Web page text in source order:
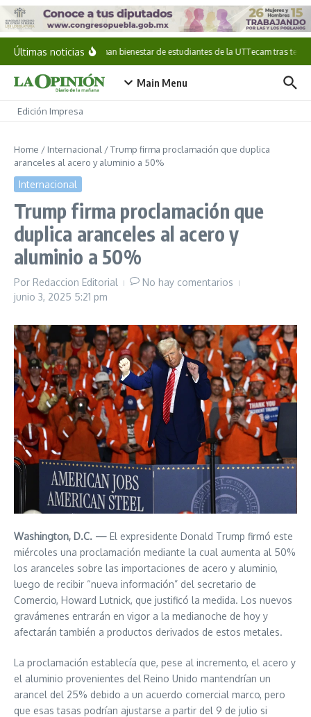
Saltar al contenido
Últimas noticiasConfirman bienestar de estudiantes de la UTTecam tras
Main Menu
Edición Impresa
Home / Internacional /Trump firma proclamación que duplica
aranceles al acero y aluminio a 50%
Internacional
Trump firma proclamación que
duplica aranceles al acero y
aluminio a 50%
Por Redaccion Editorial
No hay comentarios
junio 3, 2025 5:21 pm
Washington, D.C. — El expresidente Donald Trump firmó este
miércoles una proclamación mediante la cual aumenta al 50%
los aranceles sobre las importaciones de acero y aluminio,
luego de recibir “nueva información” del secretario de
Comercio, Howard Lutnick, que justificó la medida. Los nuevos
gravámenes entrarán en vigor a la medianoche de hoy y
afectarán también a productos derivados de estos metales.
La proclamación establecía que, pese al incremento, el acero y
el aluminio provenientes del Reino Unido mantendrían un
arancel del 25% debido a un acuerdo comercial marco, pero
que esas tasas podrían ajustarse a partir del 9 de julio si